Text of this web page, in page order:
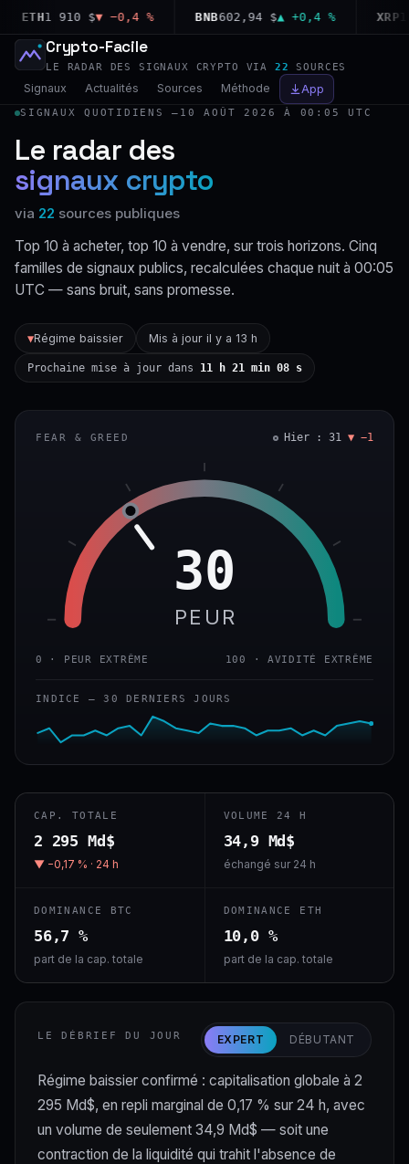
ETH1 910 $▼ −0,4 % BNB602,94 $▲ +0,4 % XRP
Crypto-Facile
LE RADAR DES SIGNAUX CRYPTO VIA 22 SOURCES
Signaux Actualités Sources Méthode App
SIGNAUX QUOTIDIENS — 10 AOÛT 2026 À 00:05 UTC
Le radar des
signaux crypto
via 22 sources publiques
Top 10 à acheter, top 10 à vendre, sur trois horizons. Cinq
familles de signaux publics, recalculées chaque nuit à 00:05
UTC — sans bruit, sans promesse.
▼Régime baissier Mis à jour il y a 13 h
Prochaine mise à jour dans 11 h 21 min 07 s
FEAR & GREED Hier : 31 ▼ −1
30
PEUR
0 · PEUR EXTRÊME 100 · AVIDITÉ EXTRÊME
INDICE — 30 DERNIERS JOURS
CAP. TOTALE
2 295 Md$
▼ −0,17 % · 24 h
VOLUME 24 H
34,9 Md$
échangé sur 24 h
DOMINANCE BTC
56,7 %
part de la cap. totale
DOMINANCE ETH
10,0 %
part de la cap. totale
LE DÉBRIEF DU JOUR EXPERT DÉBUTANT
Régime baissier confirmé : capitalisation globale à 2
295 Md$, en repli marginal de 0,17 % sur 24 h, avec
un volume de seulement 34,9 Md$ — soit une
contraction de la liquidité qui trahit l'absence de